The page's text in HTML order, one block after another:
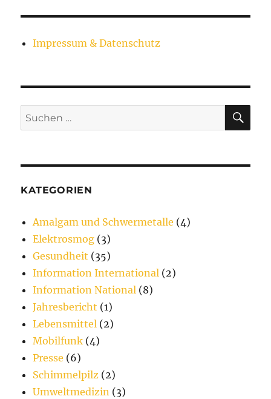
Impressum & Datenschutz
Suchen
nach:
KATEGORIEN
Amalgam und Schwermetalle (4)
Elektrosmog (3)
Gesundheit (35)
Information International (2)
Information National (8)
Jahresbericht (1)
Lebensmittel (2)
Mobilfunk (4)
Presse (6)
Schimmelpilz (2)
Umweltmedizin (3)